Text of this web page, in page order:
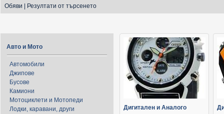
Обяви Резултати от търсенето
Авто и Мото
Автомобили
Джипове
Бусове
Камиони
Мотоциклети и Мотопеди
Лодки, каравани, други
Дигитален и Аналого